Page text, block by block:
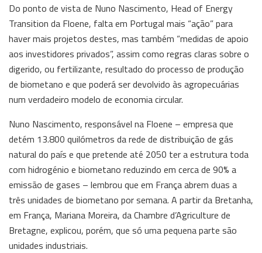
Do ponto de vista de Nuno Nascimento, Head of Energy
Transition da Floene, falta em Portugal mais “ação” para
haver mais projetos destes, mas também “medidas de apoio
aos investidores privados”, assim como regras claras sobre o
digerido, ou fertilizante, resultado do processo de produção
de biometano e que poderá ser devolvido às agropecuárias
num verdadeiro modelo de economia circular.
Nuno Nascimento, responsável na Floene – empresa que
detém 13.800 quilómetros da rede de distribuição de gás
natural do país e que pretende até 2050 ter a estrutura toda
com hidrogénio e biometano reduzindo em cerca de 90% a
emissão de gases – lembrou que em França abrem duas a
três unidades de biometano por semana. A partir da Bretanha,
em França, Mariana Moreira, da Chambre d’Agriculture de
Bretagne, explicou, porém, que só uma pequena parte são
unidades industriais.